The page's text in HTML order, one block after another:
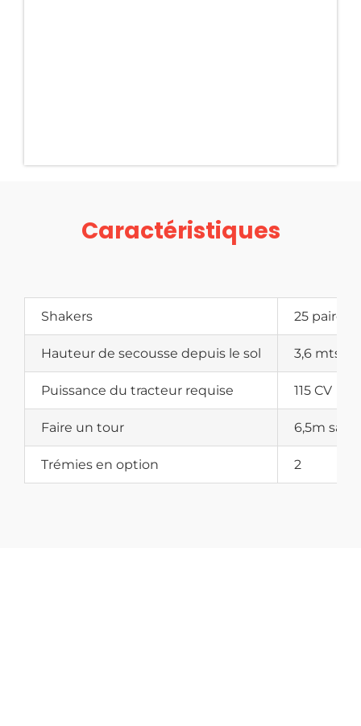
Caractéristiques
Shakers 25 paires
Hauteur de secousse depuis le sol 3,6 mts
Puissance du tracteur requise 115 CV
Faire un tour 6,5m
Trémies en option 2